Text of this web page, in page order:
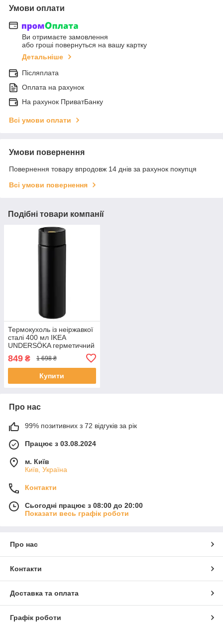
Умови оплати
Ви отримаєте замовлення
або гроші повернуться на вашу картку
Детальніше
Післяплата
Оплата на рахунок
На рахунок ПриватБанку
Всі умови оплати
Умови повернення
Повернення товару впродовж 14 днів за рахунок покупця
Всі умови повернення
Подібні товари компанії
Термокухоль із неіржавкої
сталі 400 мл IKEA
UNDERSÖKA герметичний
УНДЕРСЕКА ІКЕА
849 ₴ 1 698 ₴
Купити
Про нас
99% позитивних з 72 відгуків за рік
Працює з 03.08.2024
м. Київ
Київ, Україна
Контакти
Сьогодні працює з 08:00 до 20:00
Показати весь графік роботи
Про нас
Контакти
Доставка та оплата
Графік роботи